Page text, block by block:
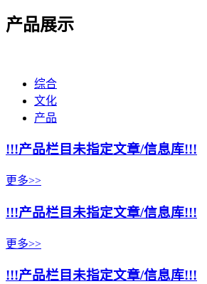
产品展示
综合
文化
产品
!!!产品栏目未指定文章/信息库!!!
更多>>
!!!产品栏目未指定文章/信息库!!!
更多>>
!!!产品栏目未指定文章/信息库!!!